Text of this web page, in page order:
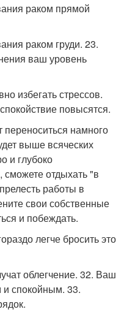
раком прямой
раком груди. 23.
ваш уровень
избегать стрессов.
повысятся.
намного
выше всяческих
и глубоко
сможете отдыхать "в
работы в
свои собственные
и побеждать.
легче бросить это
облегчение. 32. Ваш
и спокойным. 33.